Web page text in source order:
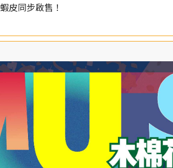
皮同步啟售！